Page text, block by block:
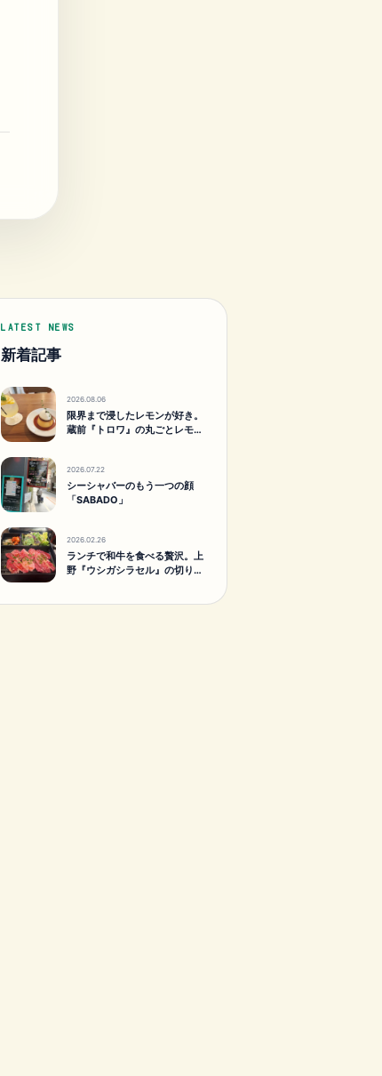
LATEST NEWS
新着記事
2026.08.06
限界まで浸したレモンが好き。
蔵前『トロワ』の丸ごとレモン
2026.07.22
シーシャバーのもう一つの顔
「SABADO」
2026.02.26
ランチで和牛を食べる贅沢。上
野『ウシガシラセル』の切り落